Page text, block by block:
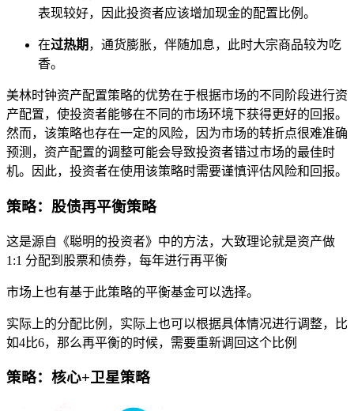
表现较好，因此投资者应该增加现金的配置比例。
在过热期 ，通货膨胀，伴随加息，此时大宗商品较为吃
香。
美林时钟资产配置策略的优势在于根据市场的不同阶段进行资
产配置，使投资者能够在不同的市场环境下获得更好的回报。
然而，该策略也存在一定的风险，因为市场的转折点很难准确
预测，资产配置的调整可能会导致投资者错过市场的最佳时
机。因此，投资者在使用该策略时需要谨慎评估风险和回报。
策略：股债再平衡策略
这是源自《聪明的投资者》中的方法，大致理论就是资产做
1:1 分配到股票和债券，每年进行再平衡
市场上也有基于此策略的平衡基金可以选择。
实际上的分配比例，实际上也可以根据具体情况进行调整，比
如4比6，那么再平衡的时候，需要重新调回这个比例
策略：核心+卫星策略